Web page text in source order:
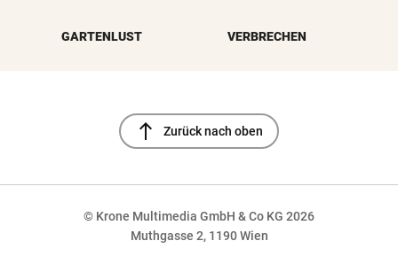
GARTENLUST VERBRECHEN
north Zurück nach oben
© Krone Multimedia GmbH & Co KG 2026
Muthgasse 2, 1190 Wien